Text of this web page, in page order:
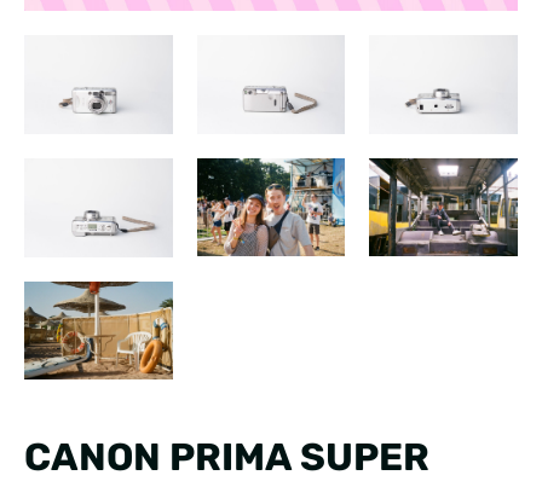
CANON PRIMA SUPER